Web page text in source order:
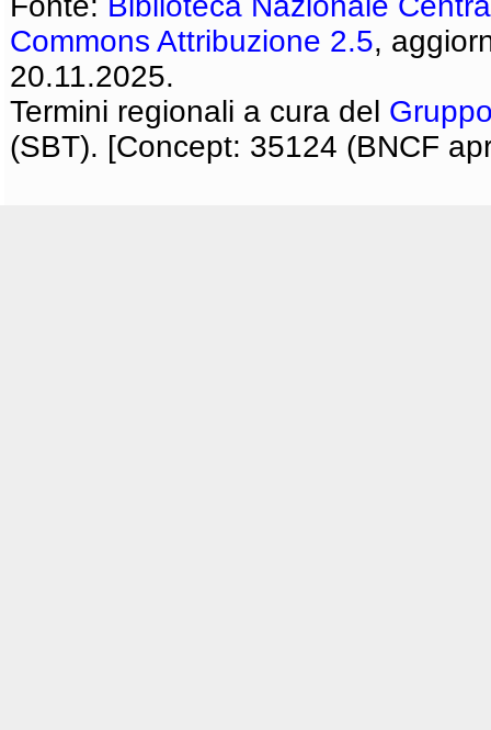
Commons Attribuzione 2.5,
20.11.2025.
Termini regionali a cura del
(SBT). [Concept: 35124 (BNCF